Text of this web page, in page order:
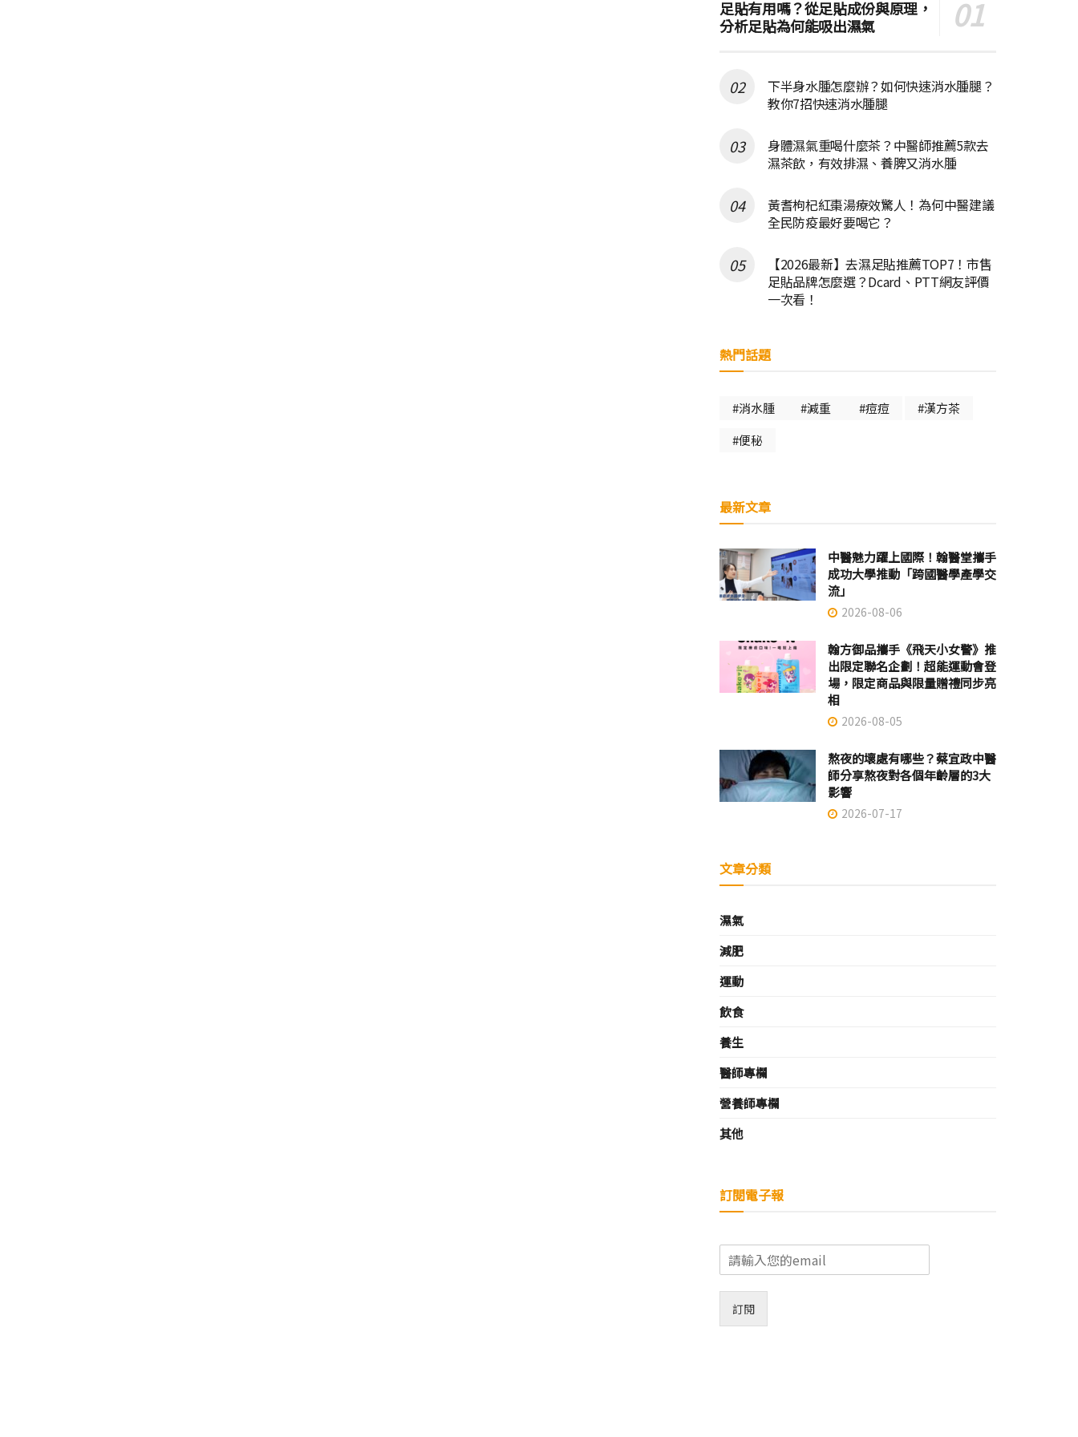
足貼有用嗎？從足貼成份與原理，
分析足貼為何能吸出濕氣
下半身水腫怎麼辦？如何快速消水腫腿？
教你7招快速消水腫腿
身體濕氣重喝什麼茶？中醫師推薦5款去
濕茶飲，有效排濕、養脾又消水腫
黃耆枸杞紅棗湯療效驚人！為何中醫建議
全民防疫最好要喝它？
【2026最新】去濕足貼推薦TOP7！市售
足貼品牌怎麼選？Dcard、PTT網友評價
一次看！
熱門話題
#消水腫 #減重 #痘痘
#漢方茶
#便秘
最新文章
中醫魅力躍上國際！翰醫堂攜手
成功大學推動「跨國醫學產學交
流」
2026-08-06
翰方御品攜手《飛天小女警》推
出限定聯名企劃！超能運動會登
場，限定商品與限量贈禮同步亮
相
2026-08-05
熬夜的壞處有哪些？蔡宜政中醫
師分享熬夜對各個年齡層的3大
影響
2026-07-17
文章分類
濕氣
減肥
運動
飲食
養生
醫師專欄
營養師專欄
其他
訂閱電子報
E
m
*
訂閱